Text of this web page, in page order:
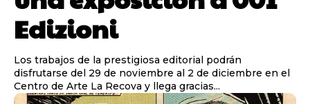
Edizioni
Los trabajos de la prestigiosa editorial podrán
disfrutarse del 29 de noviembre al 2 de diciembre en el
Centro de Arte La Recova y llega gracias...